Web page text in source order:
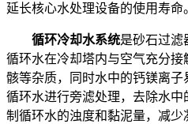
延长核心水处理设备的使用寿命
循环冷却水系统是砂石过滤
循环水在冷却塔内与空气充分
骸等杂质，同时水中的钙镁离
循环水进行旁滤处理，去除水
制循环水的浊度和黏泥量，减